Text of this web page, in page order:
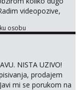
videopozive,
se porukom na
osobu
NISTA UZIVO!
prodajem
mi se porukom na